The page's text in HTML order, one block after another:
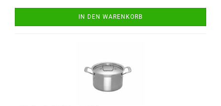
IN DEN WARENKORB